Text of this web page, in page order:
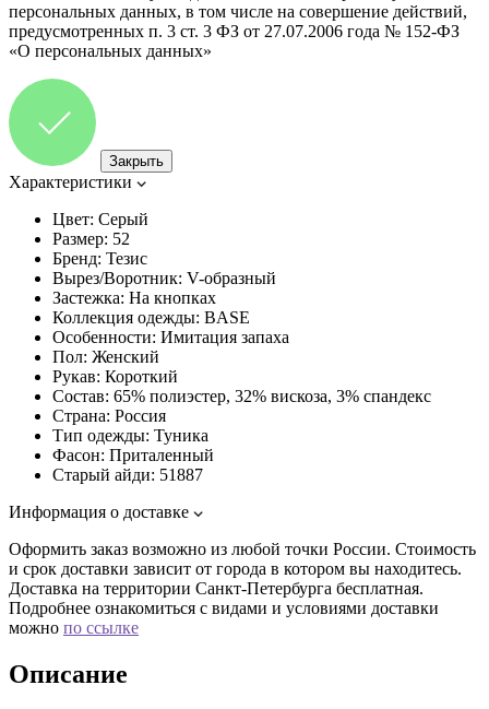
персональных данных, в том числе на совершение действий,
предусмотренных п. 3 ст. 3 ФЗ от 27.07.2006 года № 152-ФЗ
«О персональных данных»
Закрыть
Характеристики
Цвет: Серый
Размер: 52
Бренд: Тезис
Вырез/Воротник: V-образный
Застежка: На кнопках
Коллекция одежды: BASE
Особенности: Имитация запаха
Пол: Женский
Рукав: Короткий
Состав: 65% полиэстер, 32% вискоза, 3% спандекс
Страна: Россия
Тип одежды: Туника
Фасон: Приталенный
Старый айди: 51887
Информация о доставке
Оформить заказ возможно из любой точки России. Стоимость
и срок доставки зависит от города в котором вы находитесь.
Доставка на территории Санкт-Петербурга бесплатная.
Подробнее ознакомиться с видами и условиями доставки
можно по ссылке
Описание